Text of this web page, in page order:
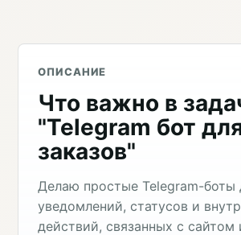
ОПИСАНИЕ
Что важно в
"Telegram бот
заказов"
Делаю простые Telegram-боты
уведомлений, статусов и
действий, связанных с сайтом